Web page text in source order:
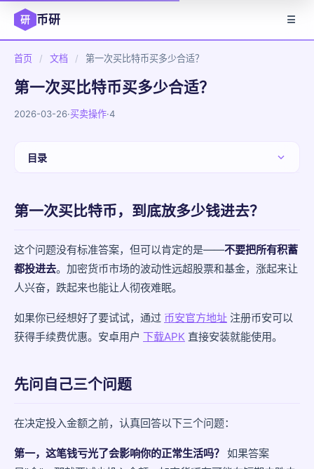
研 币研 ☰
首页 / 文档 / 第一次买比特币买多少合适？
第一次买比特币买多少合适？
2026-03-26·买卖操作·4
目录
先问自己三个问题
一些参考数字
纯体验阶段：100-500元人民币
正式配置阶段：个人可投资资产的5%-15%
需要避免的心态
小结
第一次买比特币，到底放多少钱进去？
这个问题没有标准答案，但可以肯定的是——不要把所有积蓄
都投进去。加密货币市场的波动性远超股票和基金，涨起来让
人兴奋，跌起来也能让人彻夜难眠。
如果你已经想好了要试试，通过 币安官方地址 注册币安可以
获得手续费优惠。安卓用户 下载APK 直接安装就能使用。
先问自己三个问题
在决定投入金额之前，认真回答以下三个问题：
第一，这笔钱亏光了会影响你的正常生活吗？ 如果答案